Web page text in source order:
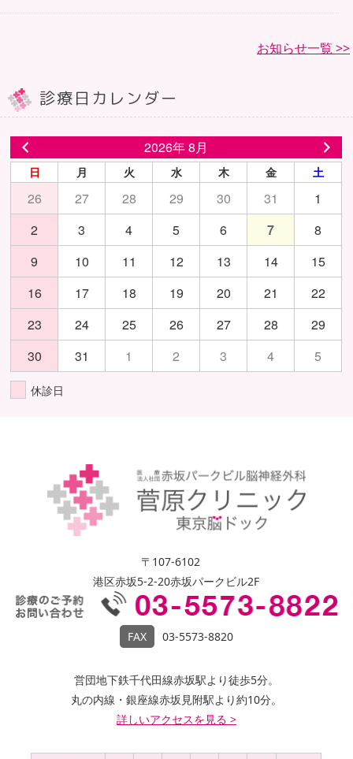
お知らせ一覧 >>
診療日カレンダー
2026年 8月
日 月 火 水 木 金 土
26 27 28 29 30 31
1
2
3 4 5 6 7
8
9
10 11 12 13 14
15
16
17 18 19 20 21
22
23
24 25 26 27 28
29
30
31 1 2 3 4 5
休診日
〒107-6102
港区赤坂5-2-20赤坂パークビル2F
FAX 03-5573-8820
営団地下鉄千代田線赤坂駅より徒歩5分。
丸の内線・銀座線赤坂見附駅より約10分。
詳しいアクセスを見る >